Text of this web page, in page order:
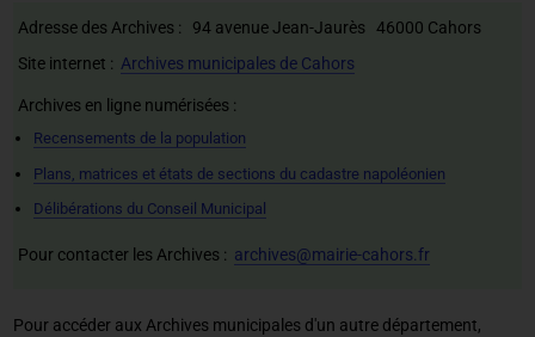
Adresse des Archives : 94 avenue Jean-Jaurès 46000 Cahors
Site internet : Archives municipales de Cahors
Archives en ligne numérisées :
Recensements de la population
Plans, matrices et états de sections du cadastre napoléonien
Délibérations du Conseil Municipal
Pour contacter les Archives : archives@mairie-cahors.fr
Pour accéder aux Archives municipales d'un autre département,